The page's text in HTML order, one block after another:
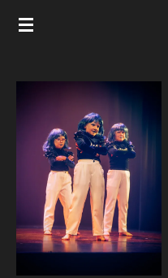
Ga
hoofdinhoud